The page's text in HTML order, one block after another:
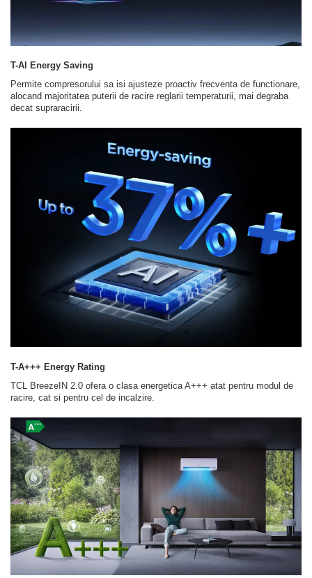
T-AI Energy Saving
Permite compresorului sa isi ajusteze proactiv frecventa de functionare,
alocand majoritatea puterii de racire reglarii temperaturii, mai degraba
decat supraracirii.
T-A+++ Energy Rating
TCL BreezeIN 2.0 ofera o clasa energetica A+++ atat pentru modul de
racire, cat si pentru cel de incalzire.